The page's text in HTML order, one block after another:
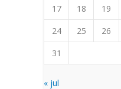
17
18 19
24
25 26
31
« jul